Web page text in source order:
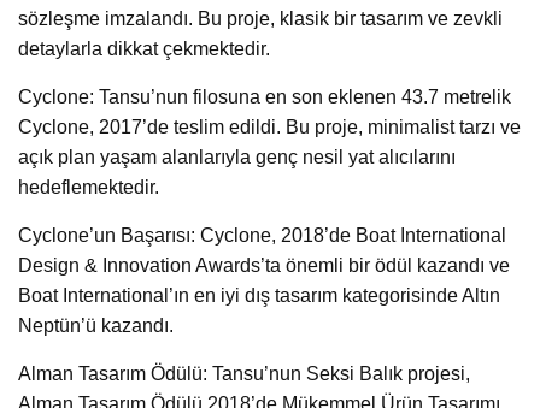
sözleşme imzalandı. Bu proje, klasik bir tasarım ve zevkli
detaylarla dikkat çekmektedir.
Cyclone: Tansu’nun filosuna en son eklenen 43.7 metrelik
Cyclone, 2017’de teslim edildi. Bu proje, minimalist tarzı ve
açık plan yaşam alanlarıyla genç nesil yat alıcılarını
hedeflemektedir.
Cyclone’un Başarısı: Cyclone, 2018’de Boat International
Design & Innovation Awards’ta önemli bir ödül kazandı ve
Boat International’ın en iyi dış tasarım kategorisinde Altın
Neptün’ü kazandı.
Alman Tasarım Ödülü: Tansu’nun Seksi Balık projesi,
Alman Tasarım Ödülü 2018’de Mükemmel Ürün Tasarımı